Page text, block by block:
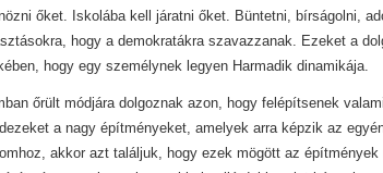
őket. Iskolába kell járatni őket. Büntetni, bírságolni,
hogy a demokratákra szavazzanak. Ezeket a
hogy egy személynek legyen Harmadik dinamikája.
őrült módjára dolgoznak azon, hogy felépítsenek
a nagy építményeket, amelyek arra képzik az
akkor azt találjuk, hogy ezek mögött az építmények